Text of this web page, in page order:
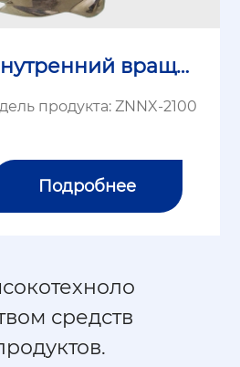
враща
датчик кон
продукта: ZNNX-2100
Подробнее
средств